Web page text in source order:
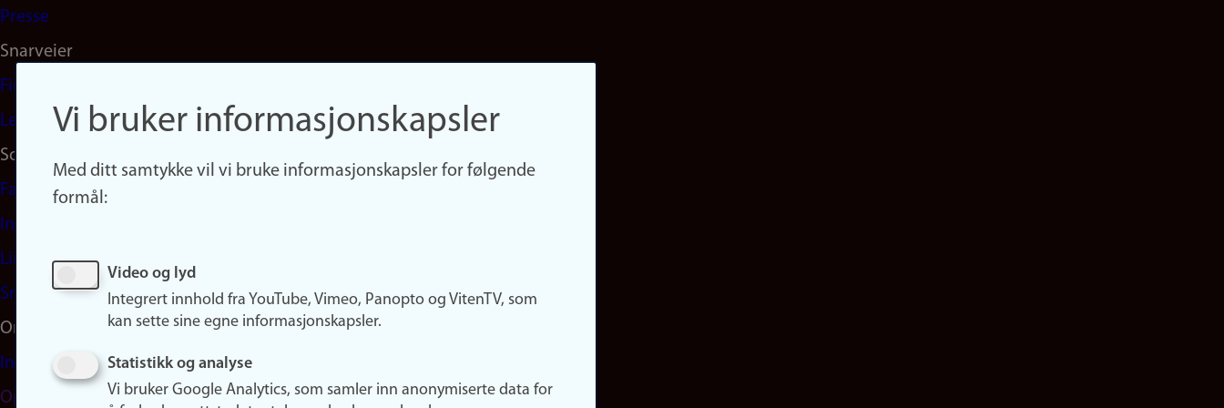
Presse
Snarveier
Finn studier
Ledige stillinger
Sosiale medier
Facebook
Instagram
LinkedIn
Snapchat
Om nettstedet
Informasjonskapsler
Oppdater samtykke
Vi bruker informasjonskapsler
Med ditt samtykke vil vi bruke informasjonskapsler for følgende
formål:
Video og lyd
Integrert innhold fra YouTube, Vimeo, Panopto og VitenTV, som
kan sette sine egne informasjonskapsler.
Statistikk og analyse
Vi bruker Google Analytics, som samler inn anonymiserte data for